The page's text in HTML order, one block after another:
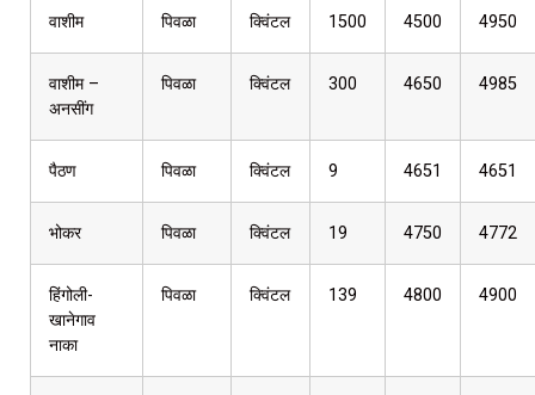
वाशीम पिवळा क्विंटल 1500 4500 4950
वाशीम –
अनसींग
पिवळा क्विंटल 300 4650 4985
पैठण पिवळा क्विंटल 9 4651 4651
भोकर पिवळा क्विंटल 19 4750 4772
हिंगोली-
खानेगाव
नाका
पिवळा क्विंटल 139 4800 4900